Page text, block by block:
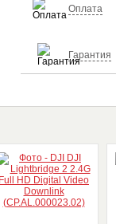
Оплата
Гарантия